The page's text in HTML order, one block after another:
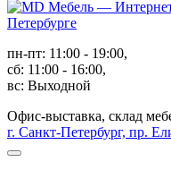
пн-пт: 11:00 - 19:00,
сб: 11:00 - 16:00,
вс: Выходной
Офис-выставка, склад
г. Санкт-Петербург, пр.